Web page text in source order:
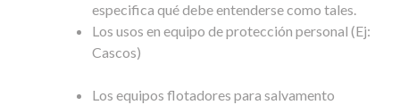
especifica qué debe entenderse como tales.
Los usos en equipo de protección personal (Ej:
Cascos)
Los equipos flotadores para salvamento